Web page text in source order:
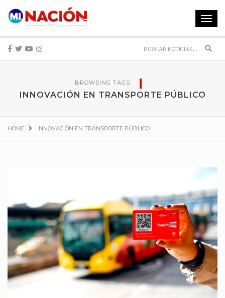
Toggle
BROWSING TAGS
INNOVACIÓN EN TRANSPORTE PÚBLICO
HOME INNOVACIÓN EN TRANSPORTE PÚBLICO